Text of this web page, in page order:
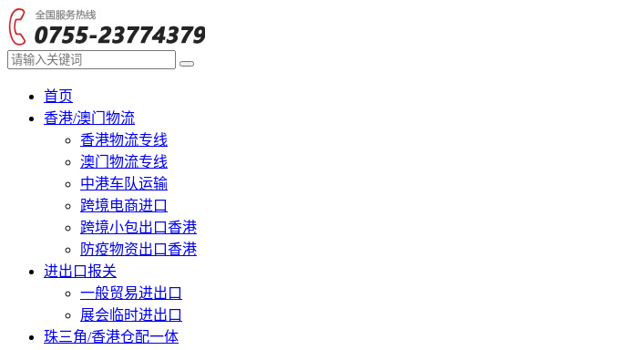
首页
香港/澳门物流
香港物流专线
澳门物流专线
中港车队运输
跨境电商进口
跨境小包出口香港
防疫物资出口香港
进出口报关
一般贸易进出口
展会临时进出口
珠三角/香港仓配一体